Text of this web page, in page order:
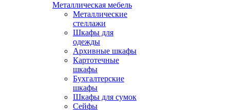
Металлическая мебель
Металлические
стеллажи
Шкафы для
одежды
Архивные шкафы
Картотечные
шкафы
Бухгалтерские
шкафы
Шкафы для сумок
Сейфы